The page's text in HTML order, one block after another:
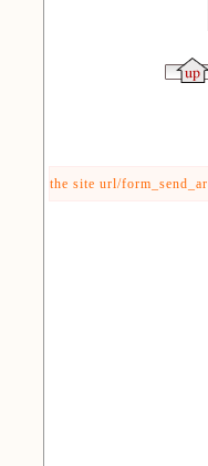
the site url/